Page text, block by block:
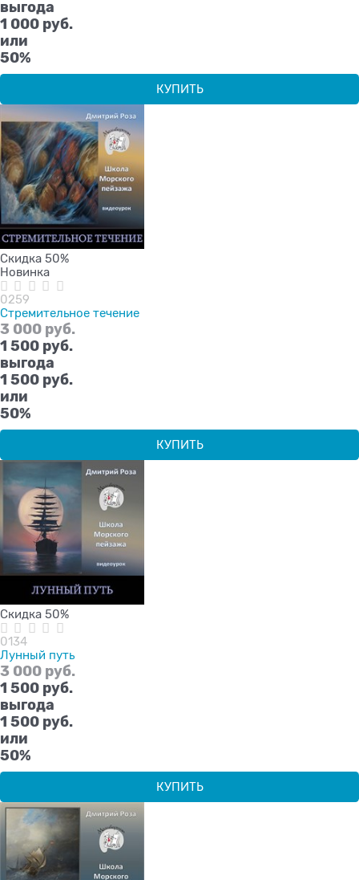
выгода
1 000 руб.
или
50%
КУПИТЬ
Скидка 50%
Новинка
0259
Стремительное течение
3 000 руб.
1 500 руб.
выгода
1 500 руб.
или
50%
КУПИТЬ
Скидка 50%
0134
Лунный путь
3 000 руб.
1 500 руб.
выгода
1 500 руб.
или
50%
КУПИТЬ